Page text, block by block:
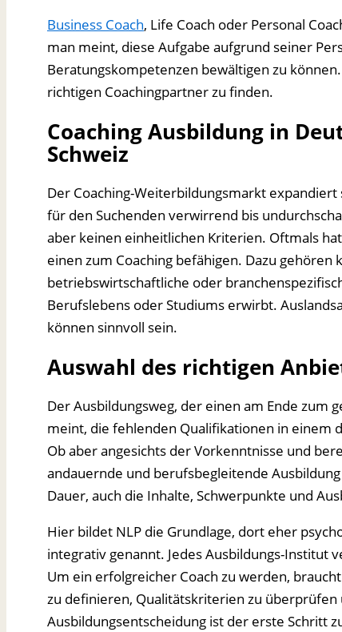
Business Coach, Life Coach oder Personal
man meint, diese Aufgabe aufgrund seiner
Beratungskompetenzen bewältigen zu
richtigen Coachingpartner zu finden.
Coaching Ausbildung in
Schweiz
Der Coaching-Weiterbildungsmarkt
für den Suchenden verwirrend bis
aber keinen einheitlichen Kriterien. Oftmals
einen zum Coaching befähigen. Dazu
betriebswirtschaftliche oder
Berufslebens oder Studiums erwirbt.
können sinnvoll sein.
Auswahl des richtigen
Der Ausbildungsweg, der einen am Ende zum
meint, die fehlenden Qualifikationen in einem
Ob aber angesichts der Vorkenntnisse und
andauernde und berufsbegleitende
Dauer, auch die Inhalte, Schwerpunkte und
Hier bildet NLP die Grundlage, dort eher
integrativ genannt. Jedes Ausbildungs-Institut
Um ein erfolgreicher Coach zu werden,
zu definieren, Qualitätskriterien zu überprüfen
Ausbildungsentscheidung ist der erste Schritt